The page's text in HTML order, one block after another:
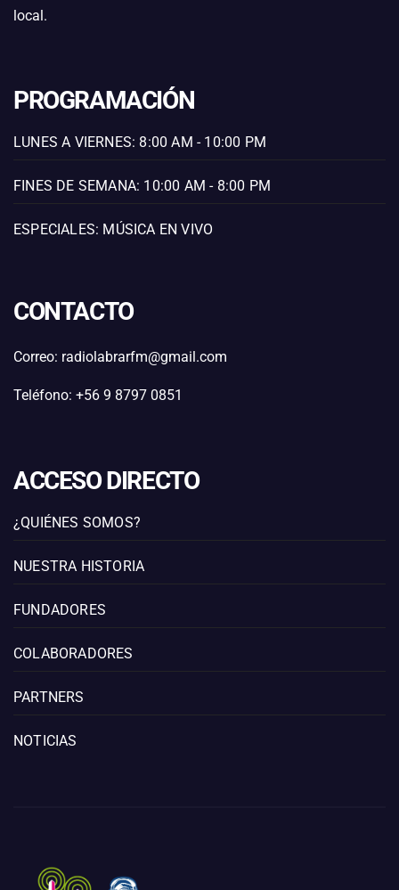
local.
PROGRAMACIÓN
LUNES A VIERNES: 8:00 AM - 10:00 PM
FINES DE SEMANA: 10:00 AM - 8:00 PM
ESPECIALES: MÚSICA EN VIVO
CONTACTO
Correo: radiolabrarfm@gmail.com
Teléfono: +56 9 8797 0851
ACCESO DIRECTO
¿QUIÉNES SOMOS?
NUESTRA HISTORIA
FUNDADORES
COLABORADORES
PARTNERS
NOTICIAS